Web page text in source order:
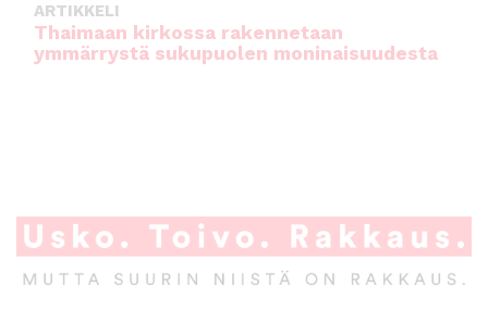
ARTIKKELI
Thaimaan kirkossa rakennetaan
ymmärrystä sukupuolen moninaisuudesta